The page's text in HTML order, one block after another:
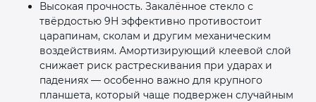
Высокая прочность. Закалённое стекло с
твёрдостью 9H эффективно противостоит
царапинам, сколам и другим механическим
воздействиям. Амортизирующий клеевой слой
снижает риск растрескивания при ударах и
падениях — особенно важно для крупного
планшета, который чаще подвержен случайным